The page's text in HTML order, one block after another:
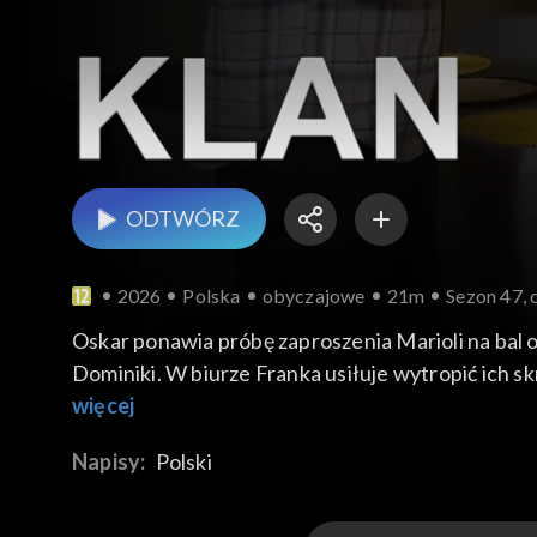
ODTWÓRZ
2026 Polska obyczajowe 21m Sezon 47,
Oskar ponawia próbę zaproszenia Marioli na
Dominiki. W biurze Franka usiłuje wytropić ich
na ogłoszenie Franki. Ilona nie może patrzeć,
Miłoszowi, że za chwilę Walentynki. Może
więcej
Napisy: Polski